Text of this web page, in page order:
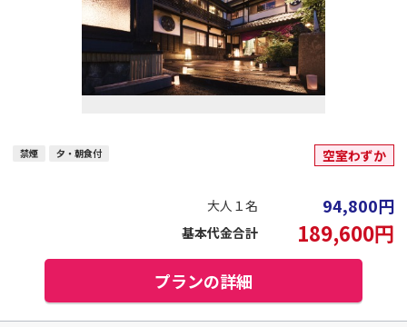
禁煙 夕・朝食付 空室わずか
大人１名 94,800円
基本代金合計 189,600円
プランの詳細